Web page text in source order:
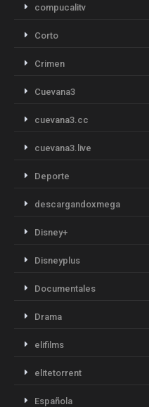
compucalitv
Corto
Crimen
Cuevana3
cuevana3.cc
cuevana3.live
Deporte
descargandoxmega
Disney+
Disneyplus
Documentales
Drama
elifilms
elitetorrent
Española